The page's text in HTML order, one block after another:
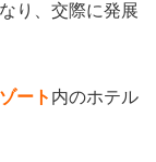
り、交際に発展
ート 内のホテル